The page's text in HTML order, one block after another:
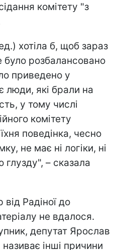
комітету "з
хотіла б, щоб зараз
було розбалансовано
приведено у
люди, які брали на
у тому числі
комітету
поведінка, чесно
не має ні логіки, ні
глузду", – сказала
Радіної до
не вдалося.
депутат Ярослав
інші причини